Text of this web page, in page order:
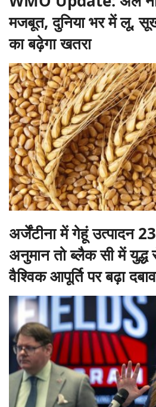
मजबूत, दुनिया भर में लू,
का बढ़ेगा खतरा
अर्जेंटीना में गेहूं उत्पादन
अनुमान तो ब्लैक सी में युद्ध
वैश्विक आपूर्ति पर बढ़ा दबाव